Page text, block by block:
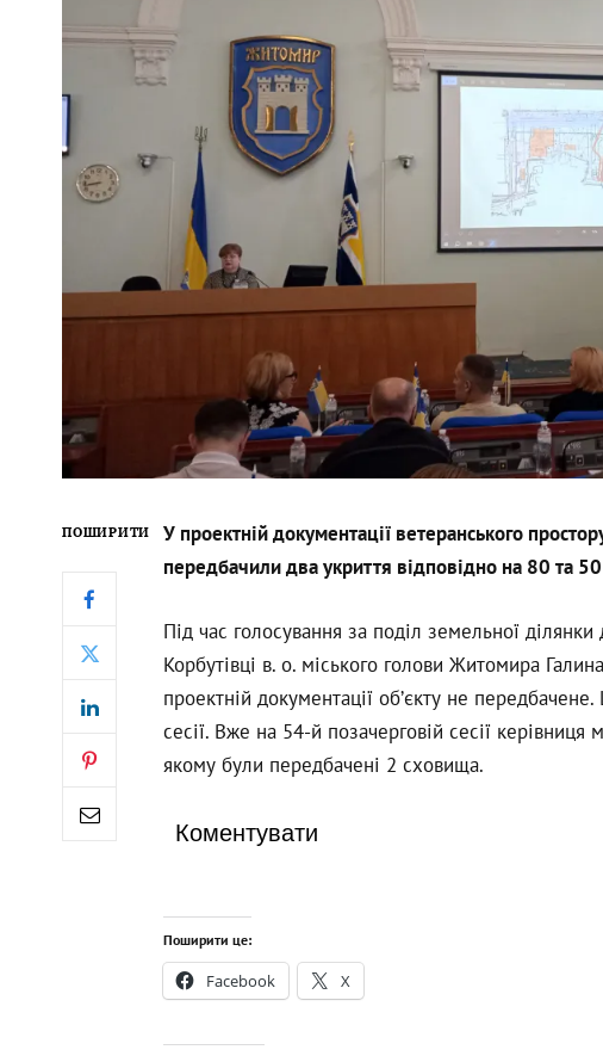
ПОШИРИТИ
У проектній документації ветеранського
передбачили два укриття відповідно на 80 та 50
Під час голосування за поділ земельної
Корбутівці в. о. міського голови Житомира
проектній документації об’єкту не
сесії. Вже на 54-й позачерговій сесії
якому були передбачені 2 сховища.
Коментувати
Поширити це:
Facebook X